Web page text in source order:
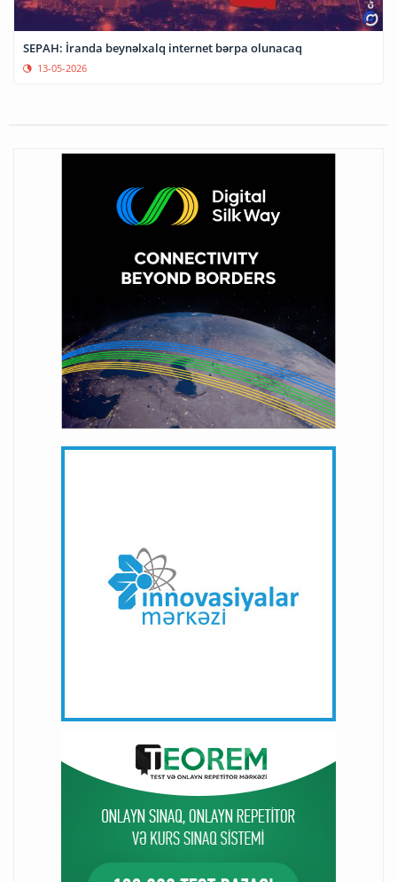
SEPAH: İranda beynəlxalq internet bərpa olunacaq
13-05-2026